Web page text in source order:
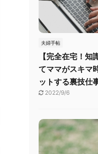
夫婦手帖
【完全在宅！
てママがスキマ
ットする裏技仕
2022/9/6